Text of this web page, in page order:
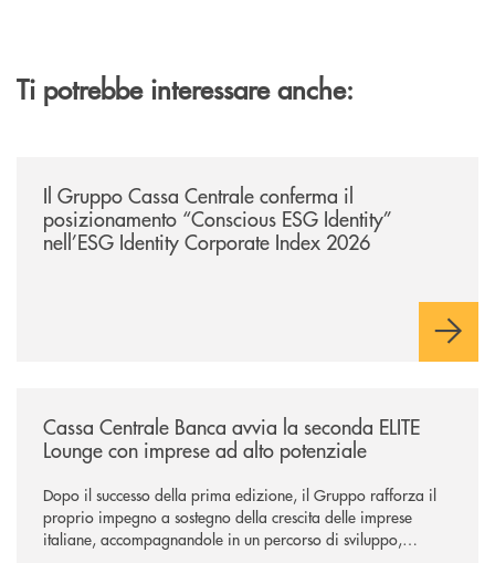
Ti potrebbe interessare anche:
Il Gruppo Cassa Centrale conferma il
posizionamento “Conscious ESG Identity”
nell’ESG Identity Corporate Index 2026
Cassa Centrale Banca avvia la seconda ELITE
Lounge con imprese ad alto potenziale
Dopo il successo della prima edizione, il Gruppo rafforza il
proprio impegno a sostegno della crescita delle imprese
italiane, accompagnandole in un percorso di sviluppo,